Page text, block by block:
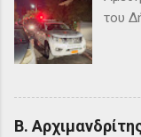
του
Β.